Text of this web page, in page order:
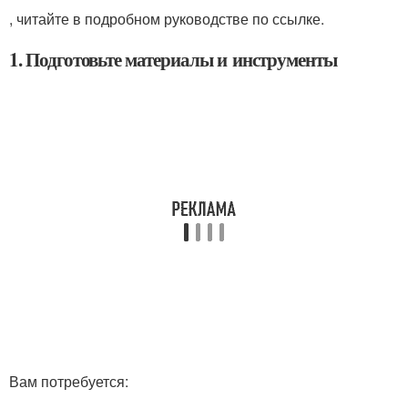
, читайте в подробном руководстве по ссылке.
1. Подготовьте материалы и инструменты
Вам потребуется: